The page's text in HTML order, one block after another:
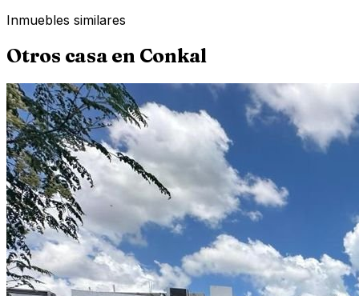
Inmuebles similares
Otros casa en Conkal